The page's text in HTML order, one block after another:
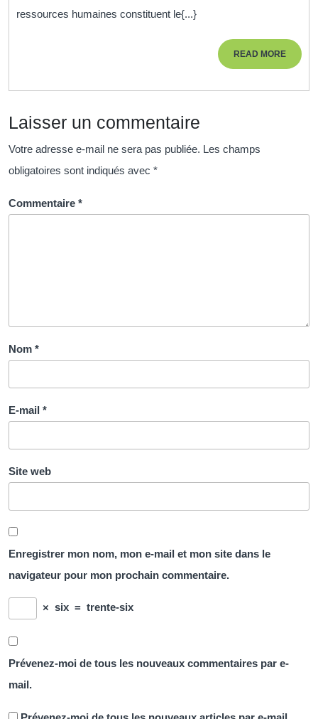
la
ressources humaines constituent le{...}
READ MOREREAD
MORE
Laisser un commentaire
Votre adresse e-mail ne sera pas publiée. Les champs
obligatoires sont indiqués avec *
Commentaire *
Nom *
E-mail *
Site web
Enregistrer mon nom, mon e-mail et mon site dans le
navigateur pour mon prochain commentaire.
× six = trente-six
Prévenez-moi de tous les nouveaux commentaires par e-
mail.